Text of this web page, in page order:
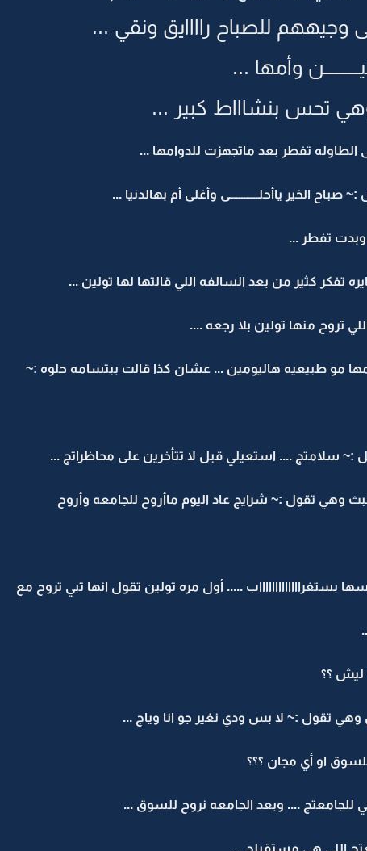
وجيههم للصباح راااايق ونقي ...
وأمها ...
تحس بنشاااط كبير ...
تفطر بعد ماتجهزت للدوامها ...
الخير ياأحلــــــــــــى وأغلى أم بهالدنيا ...
تفطر ...
تفكر كثير من بعد السالفه اللي قالتها لها تولين ...
تروح منها تولين بلا رجعه ....
مو طبيعيه هاليومين ... عشان كذا قالت ببتسامه حلوه :~
:~ سلامتج .... استعيلي قبل لا تتأخرين على محاظراتج ...
وهي تقول :~ شرايج عاد اليوم ماأروح للجامعه وأروح
بستغراااااااااااااب ..... أول مره تولين تقول انها تبي تروح مع
ليش ؟؟
تقول :~ لا بس ودي نغير جو انا وياج ...
او أي مجان ؟؟؟
للجامعتج .... وبعد الجامعه نروح للسوق ...
اللي هي مستقبلج ...